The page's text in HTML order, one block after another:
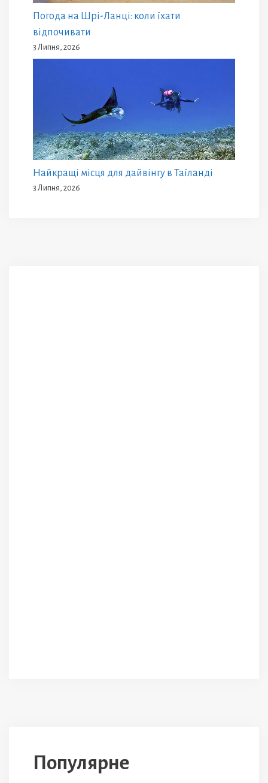
Погода на Шрі-Ланці: коли їхати
відпочивати
3 Липня, 2026
Найкращі місця для дайвінгу в Таїланді
3 Липня, 2026
Популярне